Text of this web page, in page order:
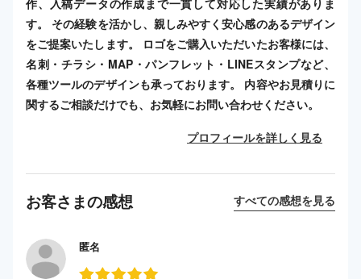
作、入稿データの作成まで一貫して対応した実績がありま
す。 その経験を活かし、親しみやすく安心感のあるデザイン
をご提案いたします。 ロゴをご購入いただいたお客様には、
名刺・チラシ・MAP・パンフレット・LINEスタンプなど、
各種ツールのデザインも承っております。 内容やお見積りに
関するご相談だけでも、お気軽にお問い合わせください。
プロフィールを詳しく見る
お客さまの感想 すべての感想を見る
匿名